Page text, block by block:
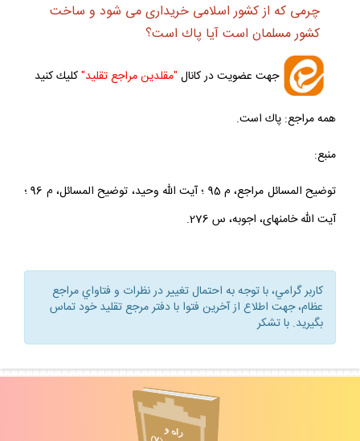
چرمى كه از كشور اسلامى خريدارى مى‏ شود و ساخت
كشور مسلمان است آيا پاك است؟
جهت عضويت در كانال "مقلدين مراجع تقليد"كليك كنيد
همه مراجع: پاك است.
منبع:
توضيح المسائل مراجع، م 95 ؛ آيت الله وحيد، توضيح المسائل، م 96 ؛
آيت الله خامنه‏اى، اجوبه، س 276.
كاربر گرامي، با توجه به احتمال تغيير در نظرات و فتاواي مراجع
عظام، جهت اطلاع از آخرين فتوا با دفتر مرجع تقليد خود تماس
بگيريد. با تشكر